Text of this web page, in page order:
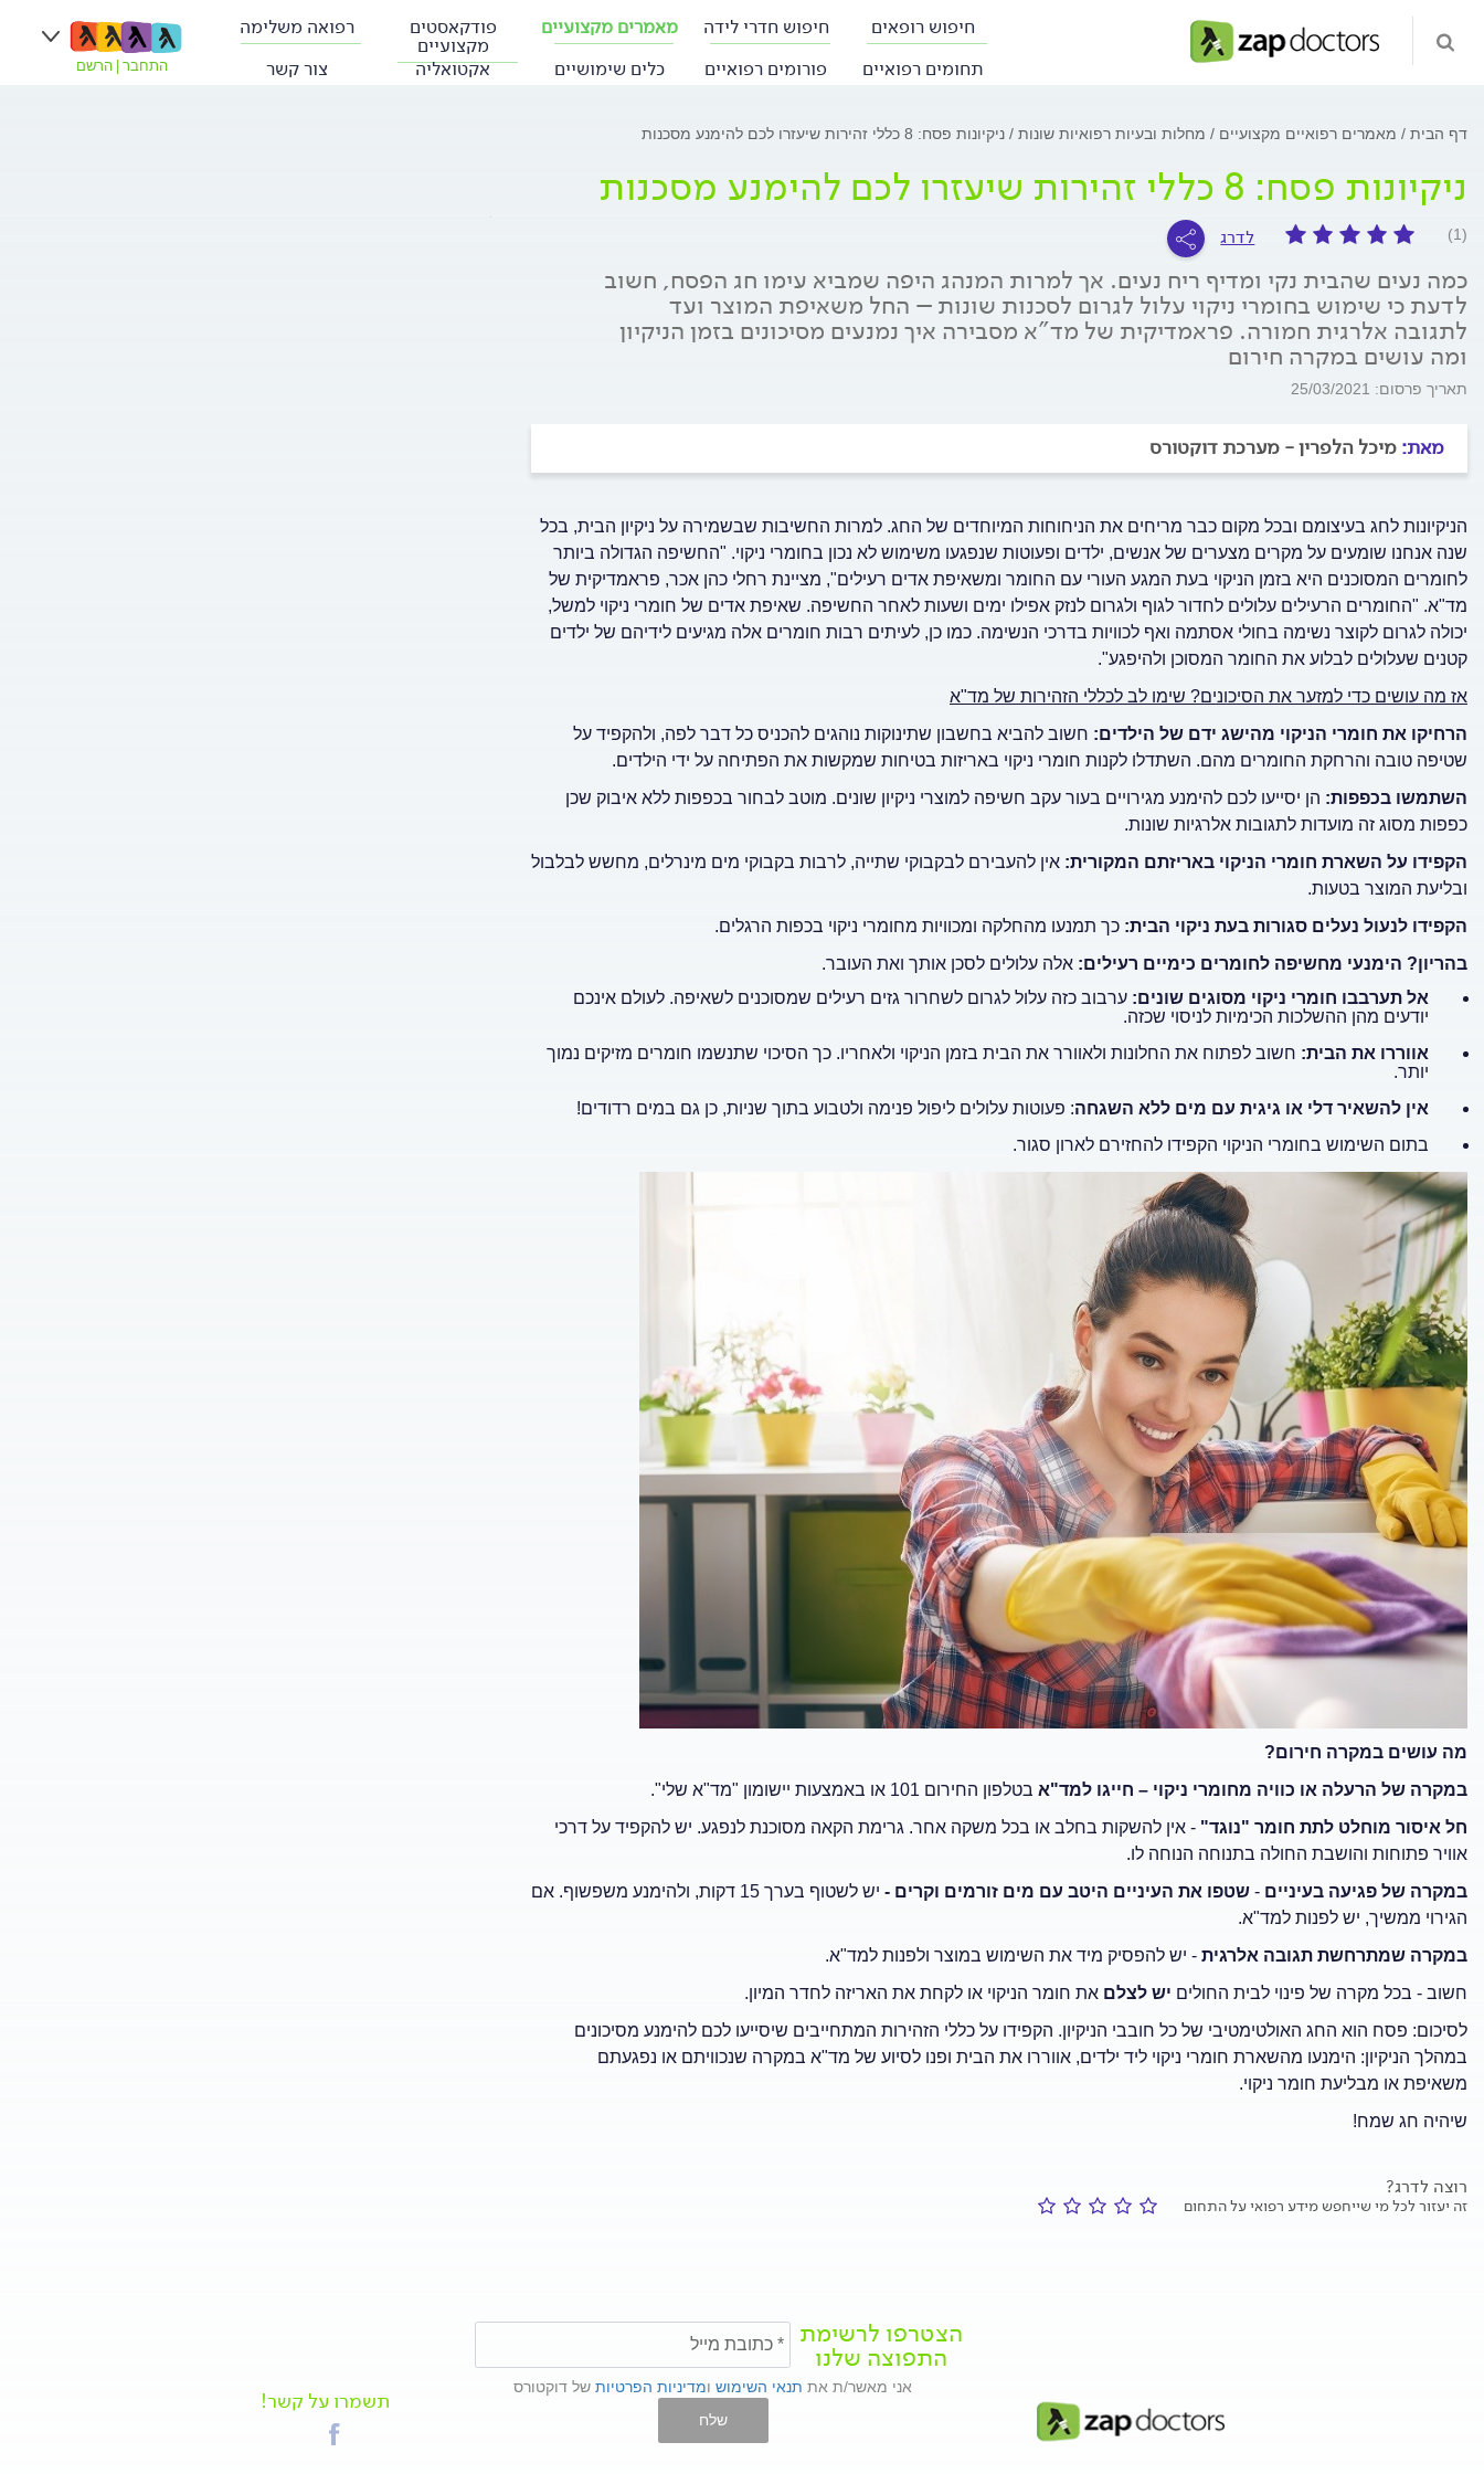
חיפוש רופאים חיפוש חדרי לידה מאמרים מקצועיים פודקאסטים
מקצועיים
רפואה משלימה
תחומים רפואיים
פורומים רפואיים כלים שימושיים אקטואליה צור קשר התחבר הרשם
דף הבית מאמרים רפואיים מקצועיים מחלות ובעיות רפואיות שונות ניקיונות פסח: 8 כללי זהירות שיעזרו לכם להימנע מסכנות
ניקיונות פסח: 8 כללי זהירות שיעזרו לכם להימנע מסכנות
(1) לדרג
כמה נעים שהבית נקי ומדיף ריח נעים. אך למרות המנהג היפה שמביא עימו חג הפסח, חשוב
לדעת כי שימוש בחומרי ניקוי עלול לגרום לסכנות שונות – החל משאיפת המוצר ועד
לתגובה אלרגית חמורה. פראמדיקית של מד"א מסבירה איך נמנעים מסיכונים בזמן הניקיון
ומה עושים במקרה חירום
תאריך פרסום: 25/03/2021
מאת: מיכל הלפרין - מערכת דוקטורס
הניקיונות לחג בעיצומם ובכל מקום כבר מריחים את הניחוחות המיוחדים של החג. למרות החשיבות שבשמירה על ניקיון הבית, בכל
שנה אנחנו שומעים על מקרים מצערים של אנשים, ילדים ופעוטות שנפגעו משימוש לא נכון בחומרי ניקוי. "החשיפה הגדולה ביותר
לחומרים המסוכנים היא בזמן הניקוי בעת המגע העורי עם החומר ומשאיפת אדים רעילים", מציינת רחלי כהן אכר, פראמדיקית של
מד"א. "החומרים הרעילים עלולים לחדור לגוף ולגרום לנזק אפילו ימים ושעות לאחר החשיפה. שאיפת אדים של חומרי ניקוי למשל,
יכולה לגרום לקוצר נשימה בחולי אסתמה ואף לכוויות בדרכי הנשימה. כמו כן, לעיתים רבות חומרים אלה מגיעים לידיהם של ילדים
קטנים שעלולים לבלוע את החומר המסוכן ולהיפגע".
אז מה עושים כדי למזער את הסיכונים? שימו לב לכללי הזהירות של מד"א
הרחיקו את חומרי הניקוי מהישג ידם של הילדים: חשוב להביא בחשבון שתינוקות נוהגים להכניס כל דבר לפה, ולהקפיד על
שטיפה טובה והרחקת החומרים מהם. השתדלו לקנות חומרי ניקוי באריזות בטיחות שמקשות את הפתיחה על ידי הילדים.
השתמשו בכפפות: הן יסייעו לכם להימנע מגירויים בעור עקב חשיפה למוצרי ניקיון שונים. מוטב לבחור בכפפות ללא איבוק שכן
כפפות מסוג זה מועדות לתגובות אלרגיות שונות.
הקפידו על השארת חומרי הניקוי באריזתם המקורית: אין להעבירם לבקבוקי שתייה, לרבות בקבוקי מים מינרלים, מחשש לבלבול
ובליעת המוצר בטעות.
הקפידו לנעול נעלים סגורות בעת ניקוי הבית: כך תמנעו מהחלקה ומכוויות מחומרי ניקוי בכפות הרגלים.
בהריון? הימנעי מחשיפה לחומרים כימיים רעילים: אלה עלולים לסכן אותך ואת העובר.
אל תערבבו חומרי ניקוי מסוגים שונים: ערבוב כזה עלול לגרום לשחרור גזים רעילים שמסוכנים לשאיפה. לעולם אינכם
יודעים מהן ההשלכות הכימיות לניסוי שכזה.
אווררו את הבית: חשוב לפתוח את החלונות ולאוורר את הבית בזמן הניקוי ולאחריו. כך הסיכוי שתנשמו חומרים מזיקים נמוך
יותר.
אין להשאיר דלי או גיגית עם מים ללא השגחה: פעוטות עלולים ליפול פנימה ולטבוע בתוך שניות, כן גם במים רדודים!
בתום השימוש בחומרי הניקוי הקפידו להחזירם לארון סגור.
מה עושים במקרה חירום?
במקרה של הרעלה או כוויה מחומרי ניקוי – חייגו למד"א בטלפון החירום 101 או באמצעות יישומון "מד"א שלי".
חל איסור מוחלט לתת חומר "נוגד" - אין להשקות בחלב או בכל משקה אחר. גרימת הקאה מסוכנת לנפגע. יש להקפיד על דרכי
אוויר פתוחות והושבת החולה בתנוחה הנוחה לו.
במקרה של פגיעה בעיניים - שטפו את העיניים היטב עם מים זורמים וקרים -
יש לשטוף בערך 15 דקות, ולהימנע משפשוף. אם
הגירוי ממשיך, יש לפנות למד"א.
במקרה שמתרחשת תגובה אלרגית - יש להפסיק מיד את השימוש במוצר ולפנות למד"א.
חשוב - בכל מקרה של פינוי לבית החולים יש לצלם את חומר הניקוי או לקחת את האריזה לחדר המיון.
לסיכום: פסח הוא החג האולטימטיבי של כל חובבי הניקיון. הקפידו על כללי הזהירות המתחייבים שיסייעו לכם להימנע מסיכונים
במהלך הניקיון: הימנעו מהשארת חומרי ניקוי ליד ילדים, אווררו את הבית ופנו לסיוע של מד"א במקרה שנכוויתם או נפגעתם
משאיפת או מבליעת חומר ניקוי.
שיהיה חג שמח!
רוצה לדרג?
זה יעזור לכל מי שייחפש מידע רפואי על התחום
הצטרפו לרשימת
התפוצה שלנו
אני מאשר/ת את תנאי השימוש ומדיניות הפרטיות של דוקטורס
שלח
תשמרו על קשר!